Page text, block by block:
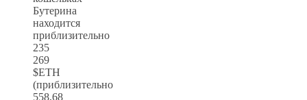
Бутерина
находится
приблизительно
235
269
$ETH
(приблизительно
558,68